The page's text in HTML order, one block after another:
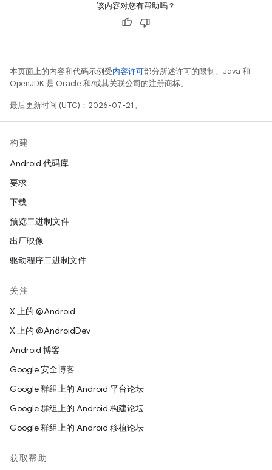
该内容对您有帮助吗？
本页面上的内容和代码示例受内容许可部分所述许可的限制。Java 和
OpenJDK 是 Oracle 和/或其关联公司的注册商标。
最后更新时间 (UTC)：2026-07-21。
构建
Android 代码库
要求
下载
预览二进制文件
出厂映像
驱动程序二进制文件
关注
X 上的 @Android
X 上的 @AndroidDev
Android 博客
Google 安全博客
Google 群组上的 Android 平台论坛
Google 群组上的 Android 构建论坛
Google 群组上的 Android 移植论坛
获取帮助